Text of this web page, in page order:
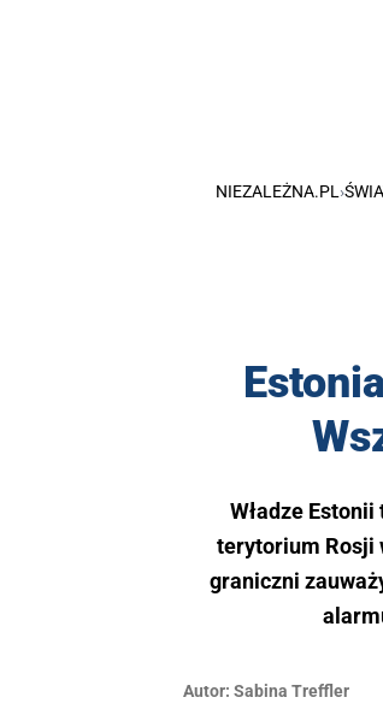
NIEZALEŻNA.PL ›
Władze
terytorium Rosji
graniczni
Autor: Sabina Treffler